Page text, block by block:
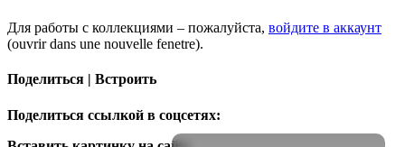
Для работы с коллекциями – пожалуйста, войдите в аккаунт
(ouvrir dans une nouvelle fenetre).
Поделиться | Встроить
Поделиться ссылкой в соцсетях: